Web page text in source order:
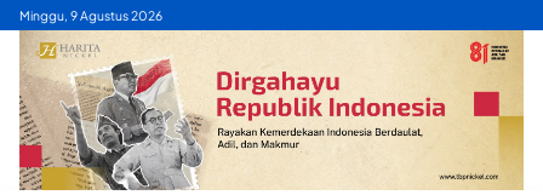
Skip
content
Minggu, 9 Agustus 2026